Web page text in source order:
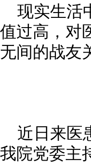
现实生活
值过高，对
无间的战友
近日来医
我院党委主